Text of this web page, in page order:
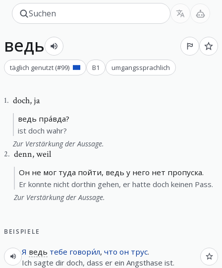
ведь
täglich genutzt (#99) B1 umgangssprachlich
1. doch, ja
ведь пра́вда?
ist doch wahr?
Zur Verstärkung der Aussage.
2. denn,weil
Он не мог туда пойти, ведь у него нет пропуска.
Er konnte nicht dorthin gehen, er hatte doch keinen Pass.
Zur Verstärkung der Aussage.
BEISPIELE
Я ведь тебе говори́л, что он трус.
Ich sagte dir doch, dass er ein Angsthase ist.